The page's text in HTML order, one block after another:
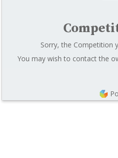
Sorry, the Competition
You may wish to contact the